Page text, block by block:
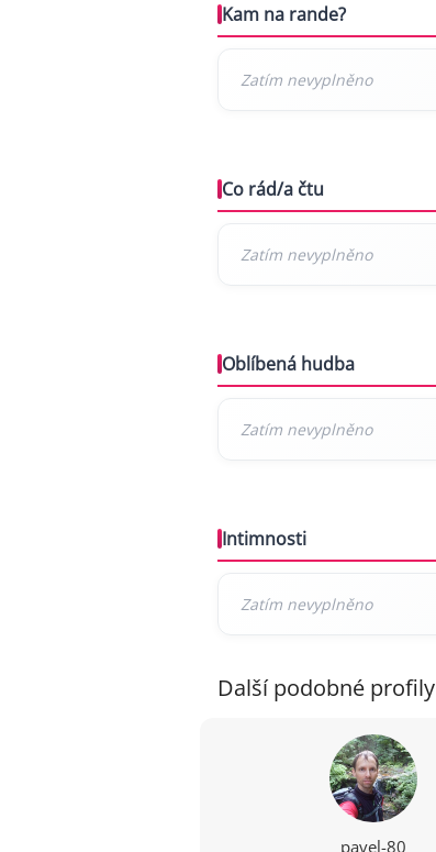
Kam na rande?
Co rád/a čtu
Oblíbená hudba
Intimnosti
Další podobné profily
pavel-80